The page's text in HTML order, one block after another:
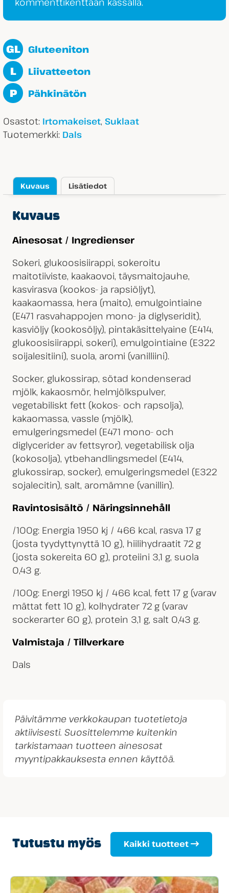
GL Gluteeniton
L Liivatteeton
P Pähkinätön
Osastot: Irtomakeiset, Suklaat
Tuotemerkki: Dals
Kuvaus Lisätiedot
Kuvaus
Ainesosat / Ingredienser
Sokeri, glukoosisiirappi, sokeroitu
maitotiiviste, kaakaovoi, täysmaitojauhe,
kasvirasva (kookos- ja rapsiöljyt),
kaakaomassa, hera (maito), emulgointiaine
(E471 rasvahappojen mono- ja diglyseridit),
kasviöljy (kookosöljy), pintakäsittelyaine (E414,
glukoosisiirappi, sokeri), emulgointiaine (E322
soijalesitiini), suola, aromi (vanilliini).
Socker, glukossirap, sötad kondenserad
mjölk, kakaosmör, helmjölkspulver,
vegetabiliskt fett (kokos- och rapsolja),
kakaomassa, vassle (mjölk),
emulgeringsmedel (E471 mono- och
diglycerider av fettsyror), vegetabilisk olja
(kokosolja), ytbehandlingsmedel (E414,
glukossirap, socker), emulgeringsmedel (E322
sojalecitin), salt, aromämne (vanillin).
Ravintosisältö / Näringsinnehåll
/100g: Energia 1950 kj / 466 kcal, rasva 17 g
(josta tyydyttynyttä 10 g), hiilihydraatit 72 g
(josta sokereita 60 g), proteiini 3,1 g, suola
0,43 g.
/100g: Energi 1950 kj / 466 kcal, fett 17 g (varav
mättat fett 10 g), kolhydrater 72 g (varav
sockerarter 60 g), protein 3,1 g, salt 0,43 g.
Valmistaja / Tillverkare
Dals
Päivitämme verkkokaupan tuotetietoja
aktiivisesti. Suosittelemme kuitenkin
tarkistamaan tuotteen ainesosat
myyntipakkauksesta ennen käyttöä.
Tutustu myös Kaikki tuotteet